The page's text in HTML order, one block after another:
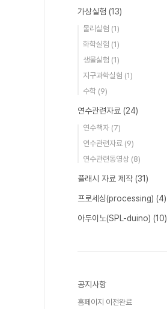
가상실험 (13)
물리실험 (1)
화학실험 (1)
생물실험 (1)
지구과학실험 (1)
수학 (9)
연수관련자료 (24)
연수책자 (7)
연수관련자료 (9)
연수관련동영상 (8)
플래시 자료 제작 (31)
프로세싱(processing) (4)
아두이노(SPL-duino) (10)
공지사항
홈페이지 이전완료